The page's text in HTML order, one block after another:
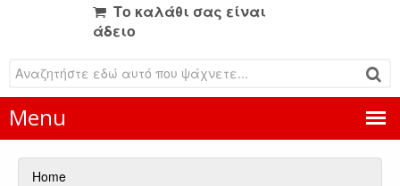
Το καλάθι σας είναι
άδειο
Menu
Home